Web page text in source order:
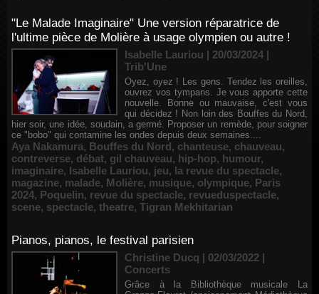
"Le Malade Imaginaire" Une version réparatrice de
l'ultime pièce de Molière à usage olympien ou autre !
Isabelle Lauriou | 20/03/2024 |
Trib'Une
Oyez, oyez ! Les gens. Tendez les oreilles,
ouvrez vos tympans. Je vous apporte cette
nouvelle. Bonne ou mauvaise, c'est vous
qui décidez ! Non loin des Bouffes du Nord,
hier soir, une idée, soudain, a germé. Proposer un remède, pour soigner
ce "bobo" qui contamine les ondes depuis deux semaines....
Aya Nakamura, Bouffes du Nord, chanteuse, chauveau,
contreverse, débat, gil chauveau, hip-hop, humour,
imaginaire, Isabelle Lauriou, jeu, la revue du spectacle,
magazine, malade, Molière, musique, olympique, Paris
2024, Poquelin, revue du spectacle, revueduspectacle,
scene, spectacle, theatre, Tigran Mekhitarian
Pianos, pianos, le festival parisien
Christine Ducq | 02/03/2022 |
Concerts
Grâce à la Bibliothèque musicale La